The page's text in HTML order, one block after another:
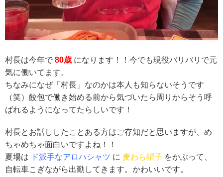
村長は今年で 80歳 になります！！今でも現役バリバリで元
気に働いてます。
ちなみになぜ「村長」なのかは本人も知らないそうです
（笑）餃包で働き始める前から気づいたら周りからそう呼
ばれるようになってたらしいです！
村長とお話ししたことある方はご存知だと思いますが、め
ちゃめちゃ面白いですよね！！
夏場は ド派手なアロハシャツ に 麦わら帽子 をかぶって、
自転車こぎながら出勤してきます。かわいいです。